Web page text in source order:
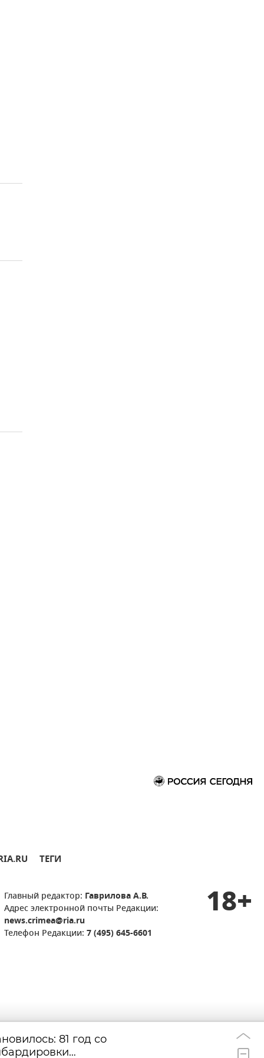
ТЕГИ
Главный редактор: Гаврилова А.В.
Адрес электронной почты Редакции:
news.crimea@ria.ru
Телефон Редакции: 7 (495) 645-6601
18+
81 год со
ВСУ нанесли
миллионов